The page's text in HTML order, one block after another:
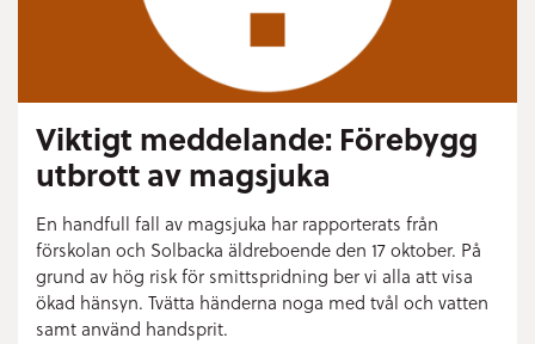
Viktigt meddelande: Förebygg
utbrott av magsjuka
En handfull fall av magsjuka har rapporterats från
förskolan och Solbacka äldreboende den 17 oktober. På
grund av hög risk för smittspridning ber vi alla att visa
ökad hänsyn. Tvätta händerna noga med tvål och vatten
samt använd handsprit.